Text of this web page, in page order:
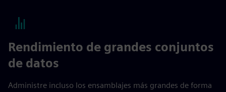
Rendimiento de grandes conjuntos
de datos
Administre incluso los ensamblajes más grandes de forma